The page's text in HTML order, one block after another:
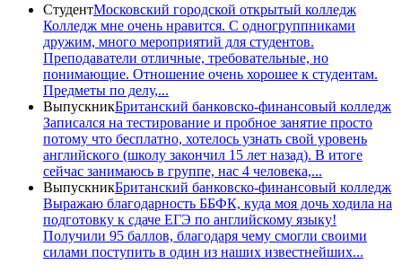
СтудентМосковский городской открытый колледж
Колледж мне очень нравится. С одногруппниками
дружим, много мероприятий для студентов.
Преподаватели отличные, требовательные, но
понимающие. Отношение очень хорошее к студентам.
Предметы по делу,...
ВыпускникБританский банковско-финансовый колледж
Записался на тестирование и пробное занятие просто
потому что бесплатно, хотелось узнать свой уровень
английского (школу закончил 15 лет назад). В итоге
сейчас занимаюсь в группе, нас 4 человека,...
ВыпускникБританский банковско-финансовый колледж
Выражаю благодарность ББФК, куда моя дочь ходила на
подготовку к сдаче ЕГЭ по английскому языку!
Получили 95 баллов, благодаря чему смогли своими
силами поступить в один из наших известнейших...